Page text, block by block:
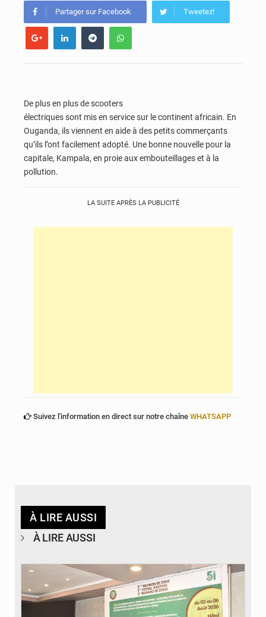
Partager sur Facebook Tweetez!
De plus en plus de scooters
électriques sont mis en service sur le continent africain. En
Ouganda, ils viennent en aide à des petits commerçants
qu’ils l’ont facilement adopté. Une bonne nouvelle pour la
capitale, Kampala, en proie aux embouteillages et à la
pollution.
LA SUITE APRÈS LA PUBLICITÉ
Suivez l'information en direct sur notre chaîne WHATSAPP
À LIRE AUSSI
À LIRE AUSSI